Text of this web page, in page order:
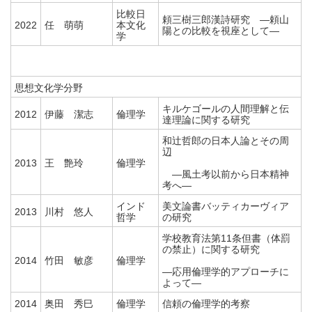
2022 任 萌萌
比較日
本文化
学
頼三樹三郎漢詩研究 ―頼山
陽との比較を視座として―
思想文化学分野
2012 伊藤 潔志 倫理学
キルケゴールの人間理解と伝
達理論に関する研究
2013 王 艶玲 倫理学
和辻哲郎の日本人論とその周
辺
―風土考以前から日本精神
考へ―
2013 川村 悠人
インド
哲学
美文論書バッティカーヴィア
の研究
2014 竹田 敏彦 倫理学
学校教育法第11条但書（体罰
の禁止）に関する研究
―応用倫理学的アプローチに
よって―
2014
奥田 秀巳 倫理学
信頼の倫理学的考察